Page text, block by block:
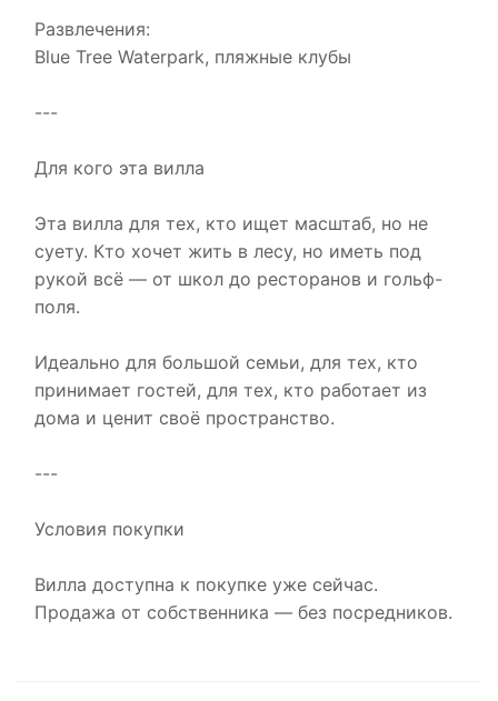
Развлечения:
Blue Tree Waterpark, пляжные клубы
---
Для кого эта вилла
Эта вилла для тех, кто ищет масштаб, но не
суету. Кто хочет жить в лесу, но иметь под
рукой всё — от школ до ресторанов и гольф-
поля.
Идеально для большой семьи, для тех, кто
принимает гостей, для тех, кто работает из
дома и ценит своё пространство.
---
Условия покупки
Вилла доступна к покупке уже сейчас.
Продажа от собственника — без посредников.